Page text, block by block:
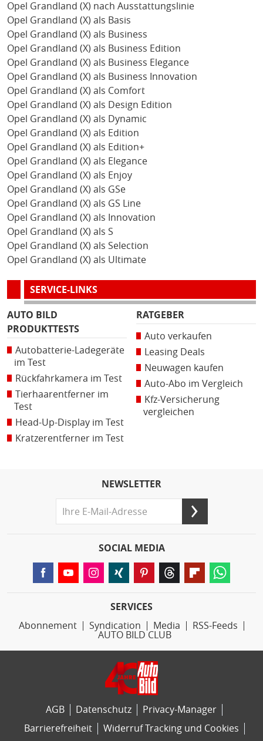
Opel Grandland (X) nach Ausstattungslinie
Opel Grandland (X) als Basis
Opel Grandland (X) als Business
Opel Grandland (X) als Business Edition
Opel Grandland (X) als Business Elegance
Opel Grandland (X) als Business Innovation
Opel Grandland (X) als Comfort
Opel Grandland (X) als Design Edition
Opel Grandland (X) als Dynamic
Opel Grandland (X) als Edition
Opel Grandland (X) als Edition+
Opel Grandland (X) als Elegance
Opel Grandland (X) als Enjoy
Opel Grandland (X) als GSe
Opel Grandland (X) als GS Line
Opel Grandland (X) als Innovation
Opel Grandland (X) als S
Opel Grandland (X) als Selection
Opel Grandland (X) als Ultimate
SERVICE-LINKS
AUTO BILD
PRODUKTTESTS
Autobatterie-Ladegeräte
im Test
Rückfahrkamera im Test
Tierhaarentferner im
Test
Head-Up-Display im Test
Kratzerentferner im Test
RATGEBER
Auto verkaufen
Leasing Deals
Neuwagen kaufen
Auto-Abo im Vergleich
Kfz-Versicherung
vergleichen
NEWSLETTER
SOCIAL MEDIA
SERVICES
Abonnement
Syndication Media
RSS-Feeds
AUTO BILD CLUB
AGB Datenschutz
Privacy-Manager
Barrierefreiheit
Widerruf Tracking und Cookies